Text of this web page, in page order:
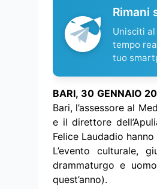
Rimani
Unisciti
tempo
tuo
BARI, 30 GENNAIO
Bari, l’assessore al
e il direttore
Felice Laudadio
L’evento culturale,
drammaturgo e
quest’anno).